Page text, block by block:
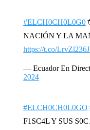
#ELCH0CH0L0G0
NACIÓN Y LA
https://t.co/
— Ecuador En
2024
#ELCH0CH0L0GO
F1SC4L Y SUS